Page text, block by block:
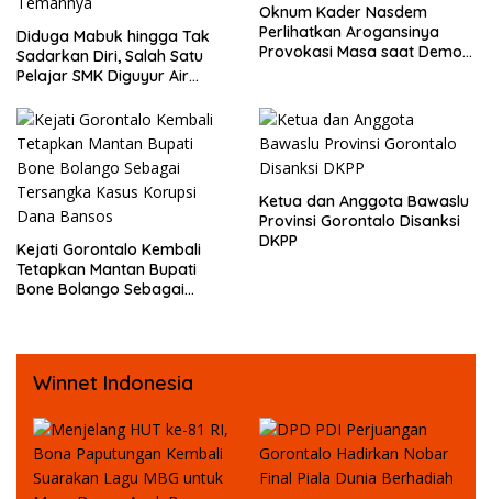
Diduga Mabuk hingga Tak
Sadarkan Diri, Salah Satu
Pelajar SMK Diguyur Air
Fisik oleh Beberapa
Temannya
Oknum Kader Nasdem
Perlihatkan Arogansinya
Provokasi Masa saat Demo
Kejati Gorontalo Kembali
Tetapkan Mantan Bupati
Bone Bolango Sebagai
Ketua dan Anggota Bawaslu
Provinsi Gorontalo Disanksi
DKPP
Winnet Indonesia